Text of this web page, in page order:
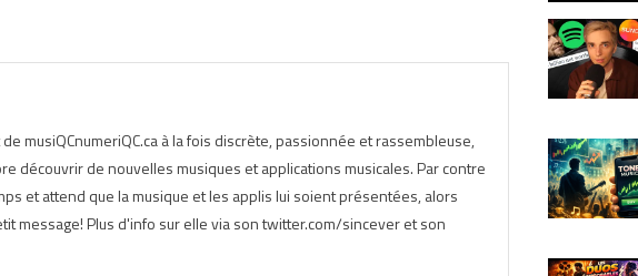
musiQCnumeriQC.ca à la fois discrète, passionnée et rassembleuse,
découvrir de nouvelles musiques et applications musicales. Par contre
et attend que la musique et les applis lui soient présentées, alors
message! Plus d'info sur elle via son twitter.com/sincever et son